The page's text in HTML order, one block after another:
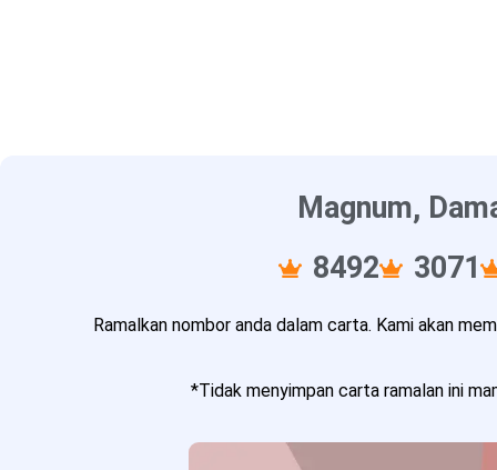
Magnum,
8492
3071
Ramalkan nombor anda dalam carta. Kami akan
*Tidak menyimpan carta ramalan ini